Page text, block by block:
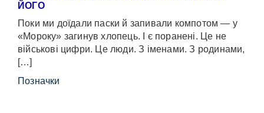
ЙОГО
Поки ми доїдали паски й запивали компотом — у
«Мороку» загинув хлопець. І є поранені. Це не
військові цифри. Це люди. З іменами. З родинами,
[…]
Позначки